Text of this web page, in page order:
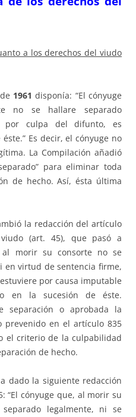
a los derechos del viudo
1961 disponía: “El cónyuge
no se hallare separado
por culpa del difunto, es
Es decir, el cónyuge no
La Compilación añadió
para eliminar toda
de hecho. Así, ésta última
la redacción del artículo
(art. 45), que pasó a
al morir su consorte no se
en virtud de sentencia firme,
por causa imputable
en la sucesión de éste.
separación o aprobada la
prevenido en el artículo 835
el criterio de la culpabilidad
de hecho.
dado la siguiente redacción
“El cónyuge que, al morir su
legalmente, ni se